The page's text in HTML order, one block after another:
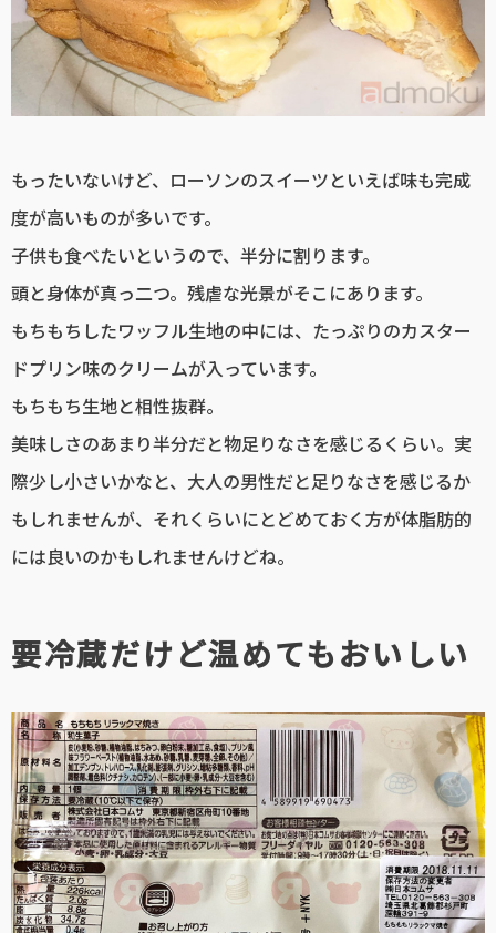
もったいないけど、ローソンのスイーツといえば味も完成
度が高いものが多いです。
子供も食べたいというので、半分に割ります。
頭と身体が真っ二つ。残虐な光景がそこにあります。
もちもちしたワッフル生地の中には、たっぷりのカスター
ドプリン味のクリームが入っています。
もちもち生地と相性抜群。
美味しさのあまり半分だと物足りなさを感じるくらい。実
際少し小さいかなと、大人の男性だと足りなさを感じるか
もしれませんが、それくらいにとどめておく方が体脂肪的
には良いのかもしれませんけどね。
要冷蔵だけど温めてもおいしい